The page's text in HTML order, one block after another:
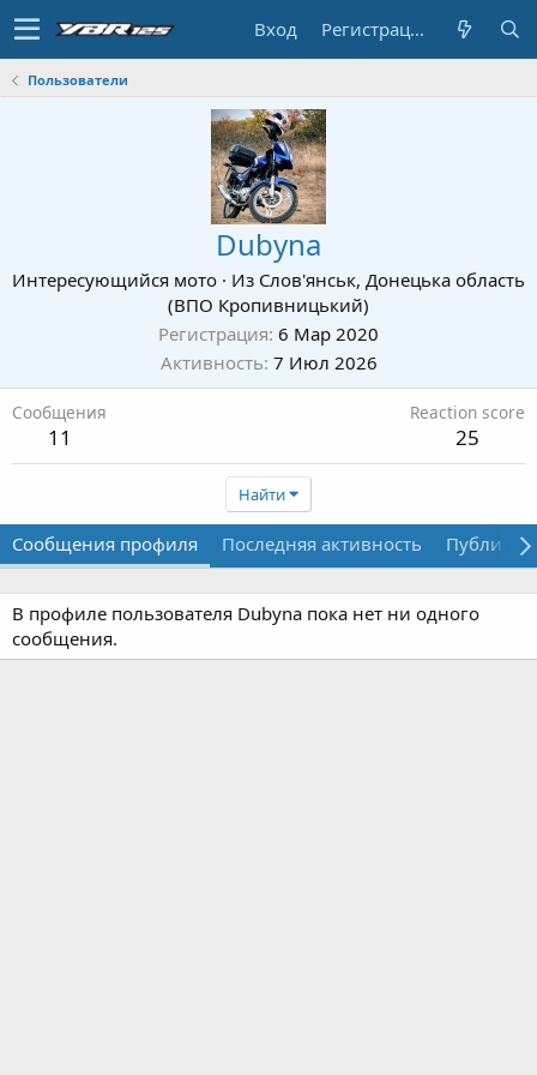
Вход Регистрация
Пользователи
Dubyna
Интересующийся мото · Из Слов'янськ, Донецька область
(ВПО Кропивницький)
Регистрация 6 Мар 2020
Активность 7 Июл 2026
Сообщения
11
Reaction score
25
Найти
Сообщения профиля Последняя активность
В профиле пользователя Dubyna пока нет ни одного
сообщения.